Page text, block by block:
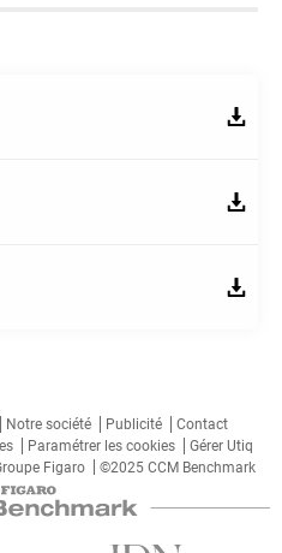
Notre société Publicité
Contact
Paramétrer les cookies
Gérer Utiq
Figaro ©2025 CCM Benchmark